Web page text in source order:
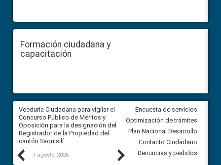
Formación ciudadana y
capacitación
Previous
Veeduría Ciudadana para vigilar el
Concurso Público de Méritos y
Oposición para la designación del
Registrador de la Propiedad del
cantón Saquisilí
7 agosto, 2026
Veeduría Ciudadana para
construcción del asfaltado de
Ballenita del cantón Santa
7 agosto, 2026
Next
Encuesta de servicios
Optimización de trámites
Plan Nacional Desarrollo
Contacto Ciudadano
Denuncias y pedidos